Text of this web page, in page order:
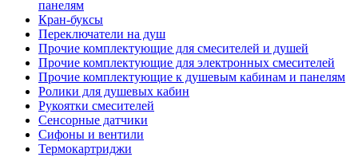
панелям
Кран-буксы
Переключатели на душ
Прочие комплектующие для смесителей и душей
Прочие комплектующие для электронных смесителей
Прочие комплектующие к душевым кабинам и панелям
Ролики для душевых кабин
Рукоятки смесителей
Сенсорные датчики
Сифоны и вентили
Термокартриджи